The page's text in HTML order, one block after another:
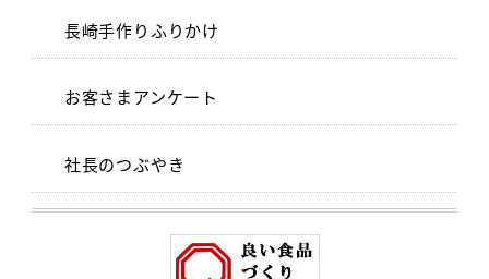
長崎手作りふりかけ
お客さまアンケート
社長のつぶやき